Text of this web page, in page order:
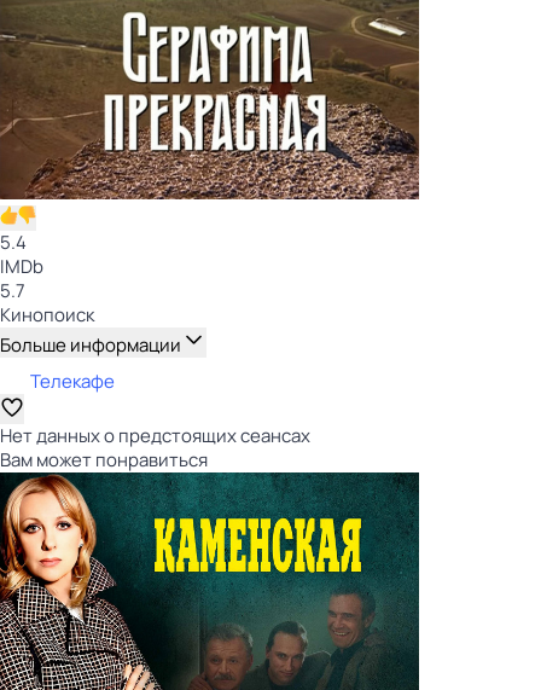
5.4
IMDb
5.7
Кинопоиск
Больше информации
Телекафе
Нет данных о предстоящих сеансах
Вам может понравиться